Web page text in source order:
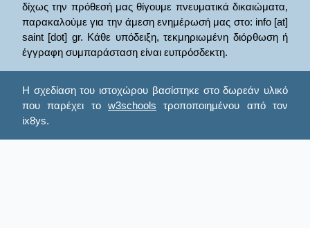
δίχως την πρόθεσή μας θίγουμε πνευματικά δικαιώματα,
παρακαλούμε για την άμεση ενημέρωσή μας στο: info [at]
saint [dot] gr. Κάθε υπόδειξη, τεκμηριωμένη διόρθωση ή
έγγραφη συμπαράσταση είναι ευπρόσδεκτη.
Η σχεδίαση του ιστοχώρου βασίστηκε στο δωρεάν υλικό
που παρέχει το w3schools τροποποιημένου από τον
ix8ys.